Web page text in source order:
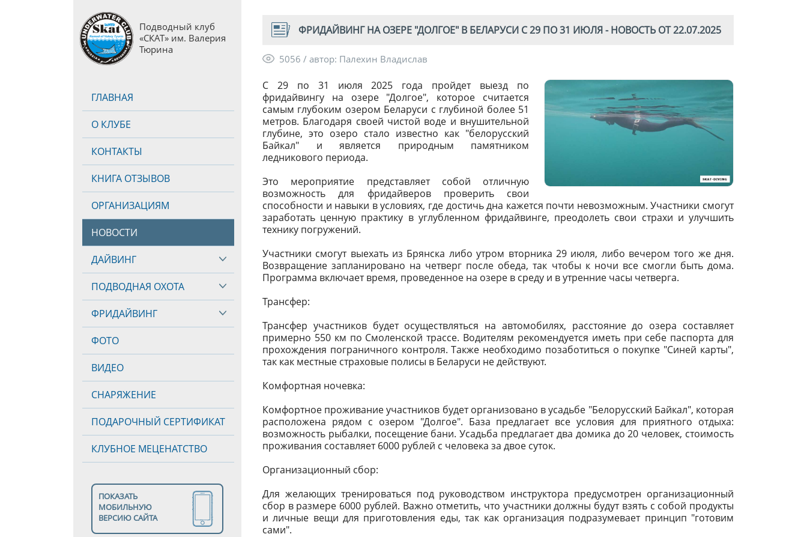
Подводный клуб
«СКАТ» им. Валерия
Тюрина
ГЛАВНАЯ
О КЛУБЕ
КОНТАКТЫ
КНИГА ОТЗЫВОВ
ОРГАНИЗАЦИЯМ
НОВОСТИ
ДАЙВИНГ
ПОДВОДНАЯ ОХОТА
ФРИДАЙВИНГ
ФОТО
ВИДЕО
СНАРЯЖЕНИЕ
ПОДАРОЧНЫЙ СЕРТИФИКАТ
КЛУБНОЕ МЕЦЕНАТСТВО
ПОКАЗАТЬ
МОБИЛЬНУЮ
ВЕРСИЮ САЙТА
ФРИДАЙВИНГ НА ОЗЕРЕ "ДОЛГОЕ" В БЕЛАРУСИ С 29 ПО 31 ИЮЛЯ - НОВОСТЬ ОТ 22.07.2025
5056 / автор: Палехин Владислав
С 29 по 31 июля 2025 года пройдет выезд по
фридайвингу на озере "Долгое", которое считается
самым глубоким озером Беларуси с глубиной более 51
метров. Благодаря своей чистой воде и внушительной
глубине, это озеро стало известно как "белорусский
Байкал" и является природным памятником
ледникового периода.
Это мероприятие представляет собой отличную
возможность для фридайверов проверить свои
способности и навыки в условиях, где достичь дна кажется почти невозможным. Участники смогут
заработать ценную практику в углубленном фридайвинге, преодолеть свои страхи и улучшить
технику погружений.
Участники смогут выехать из Брянска либо утром вторника 29 июля, либо вечером того же дня.
Возвращение запланировано на четверг после обеда, так чтобы к ночи все смогли быть дома.
Программа включает время, проведенное на озере в среду и в утренние часы четверга.
Трансфер:
Трансфер участников будет осуществляться на автомобилях, расстояние до озера составляет
примерно 550 км по Смоленской трассе. Водителям рекомендуется иметь при себе паспорта для
прохождения пограничного контроля. Также необходимо позаботиться о покупке "Синей карты",
так как местные страховые полисы в Беларуси не действуют.
Комфортная ночевка:
Комфортное проживание участников будет организовано в усадьбе "Белорусский Байкал", которая
расположена рядом с озером "Долгое". База предлагает все условия для приятного отдыха:
возможность рыбалки, посещение бани. Усадьба предлагает два домика до 20 человек, стоимость
проживания составляет 6000 рублей с человека за двое суток.
Организационный сбор:
Для желающих тренироваться под руководством инструктора предусмотрен организационный
сбор в размере 6000 рублей. Важно отметить, что участники должны будут взять с собой продукты
и личные вещи для приготовления еды, так как организация подразумевает принцип "готовим
сами".